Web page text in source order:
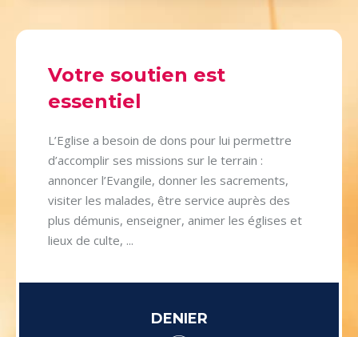
Votre soutien est
essentiel
L’Eglise a besoin de dons pour lui permettre
d’accomplir ses missions sur le terrain :
annoncer l’Evangile, donner les sacrements,
visiter les malades, être service auprès des
plus démunis, enseigner, animer les églises et
lieux de culte, ...
DENIER